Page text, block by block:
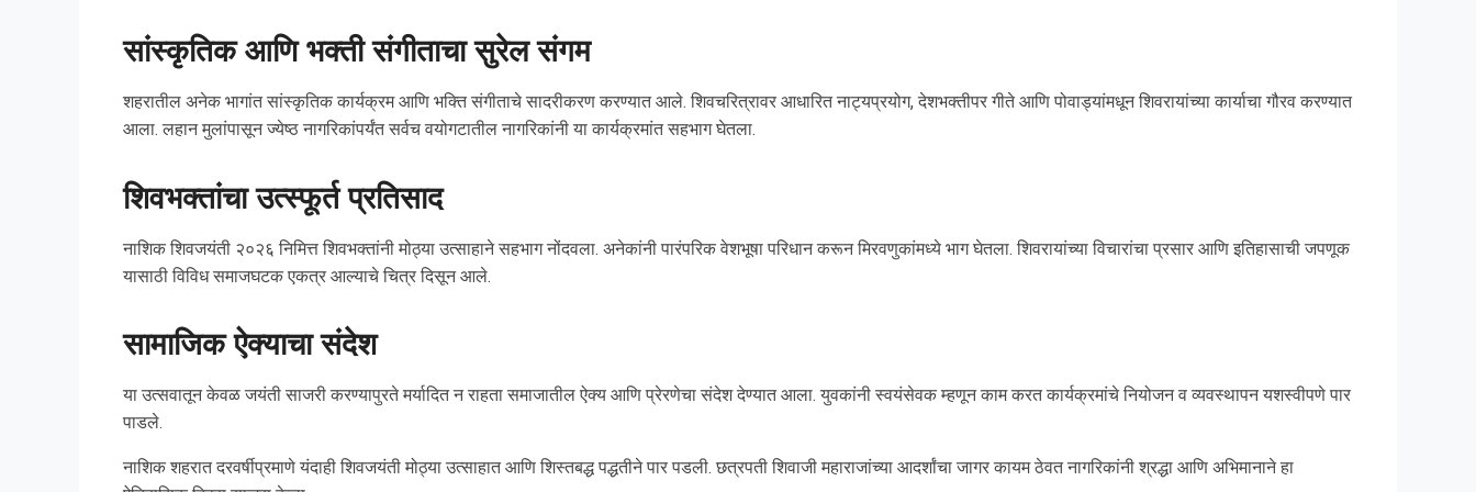
सांस्कृतिक आणि भक्ती संगीताचा सुरेल संगम
शहरातील अनेक भागांत सांस्कृतिक कार्यक्रम आणि भक्ति संगीताचे सादरीकरण करण्यात आले. शिवचरित्रावर आधारित नाट्यप्रयोग, देशभक्तीपर गीते आणि पोवाड्यांमधून शिवरायांच्या कार्याचा गौरव करण्यात
आला. लहान मुलांपासून ज्येष्ठ नागरिकांपर्यंत सर्वच वयोगटातील नागरिकांनी या कार्यक्रमांत सहभाग घेतला.
शिवभक्तांचा उत्स्फूर्त प्रतिसाद
नाशिक शिवजयंती २०२६ निमित्त शिवभक्तांनी मोठ्या उत्साहाने सहभाग नोंदवला. अनेकांनी पारंपरिक वेशभूषा परिधान करून मिरवणुकांमध्ये भाग घेतला. शिवरायांच्या विचारांचा प्रसार आणि इतिहासाची जपणूक
यासाठी विविध समाजघटक एकत्र आल्याचे चित्र दिसून आले.
सामाजिक ऐक्याचा संदेश
या उत्सवातून केवळ जयंती साजरी करण्यापुरते मर्यादित न राहता समाजातील ऐक्य आणि प्रेरणेचा संदेश देण्यात आला. युवकांनी स्वयंसेवक म्हणून काम करत कार्यक्रमांचे नियोजन व व्यवस्थापन यशस्वीपणे पार
पाडले.
नाशिक शहरात दरवर्षीप्रमाणे यंदाही शिवजयंती मोठ्या उत्साहात आणि शिस्तबद्ध पद्धतीने पार पडली. छत्रपती शिवाजी महाराजांच्या आदर्शांचा जागर कायम ठेवत नागरिकांनी श्रद्धा आणि अभिमानाने हा